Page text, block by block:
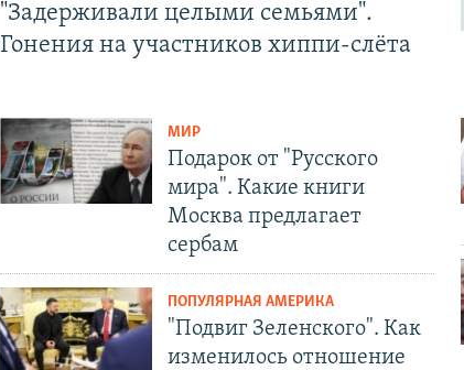
"Задерживали целыми семьями".
Гонения на участников хиппи-слёта
МИР
Подарок от "Русского
мира". Какие книги
Москва предлагает
сербам
ПОПУЛЯРНАЯ АМЕРИКА
"Подвиг Зеленского". Как
изменилось отношение